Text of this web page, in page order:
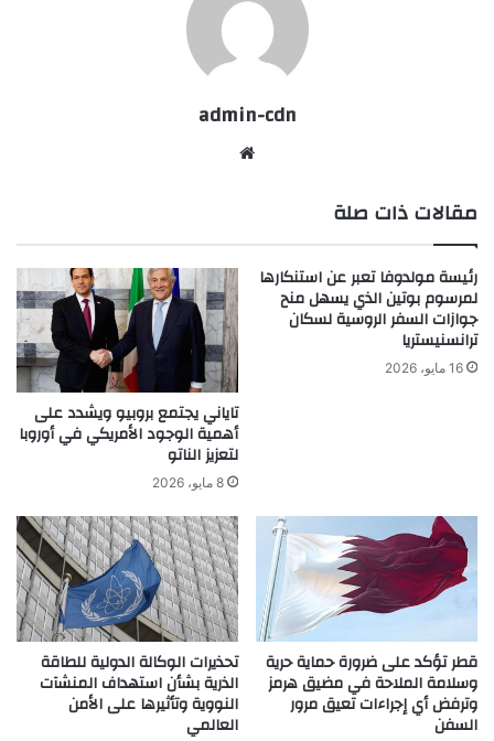
admin-cdn
مقالات ذات صلة
رئيسة مولدوفا تعبر عن استنكارها
لمرسوم بوتين الذي يسهل منح
جوازات السفر الروسية لسكان
ترانسنيستريا
16 مايو، 2026
تاياني يجتمع بروبيو ويشدد على
أهمية الوجود الأمريكي في أوروبا
لتعزيز الناتو
8 مايو، 2026
قطر تؤكد على ضرورة حماية حرية
وسلامة الملاحة في مضيق هرمز
وترفض أي إجراءات تعيق مرور
السفن
تحذيرات الوكالة الدولية للطاقة
الذرية بشأن استهداف المنشآت
النووية وتأثيرها على الأمن
العالمي